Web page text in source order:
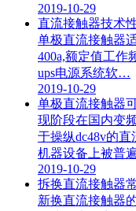
2019-10-29
直流接触器技术
单极直流接触器
400a,额定值工作
ups电源系统软…
2019-10-29
单极直流接触器
现阶段在国内变
于操纵dc48v的
机器设备上被普
2019-10-29
拆换直流接触器
新换直流接触器